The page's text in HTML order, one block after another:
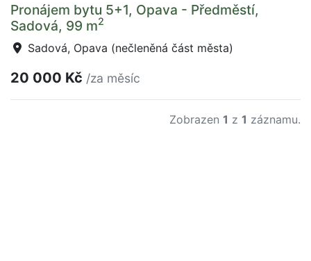
Pronájem bytu 5+1, Opava - Předměstí,
Sadová, 99 m2
Sadová, Opava (nečleněná část města)
20 000 Kč /za měsíc
Zobrazen 1 z 1 záznamu.